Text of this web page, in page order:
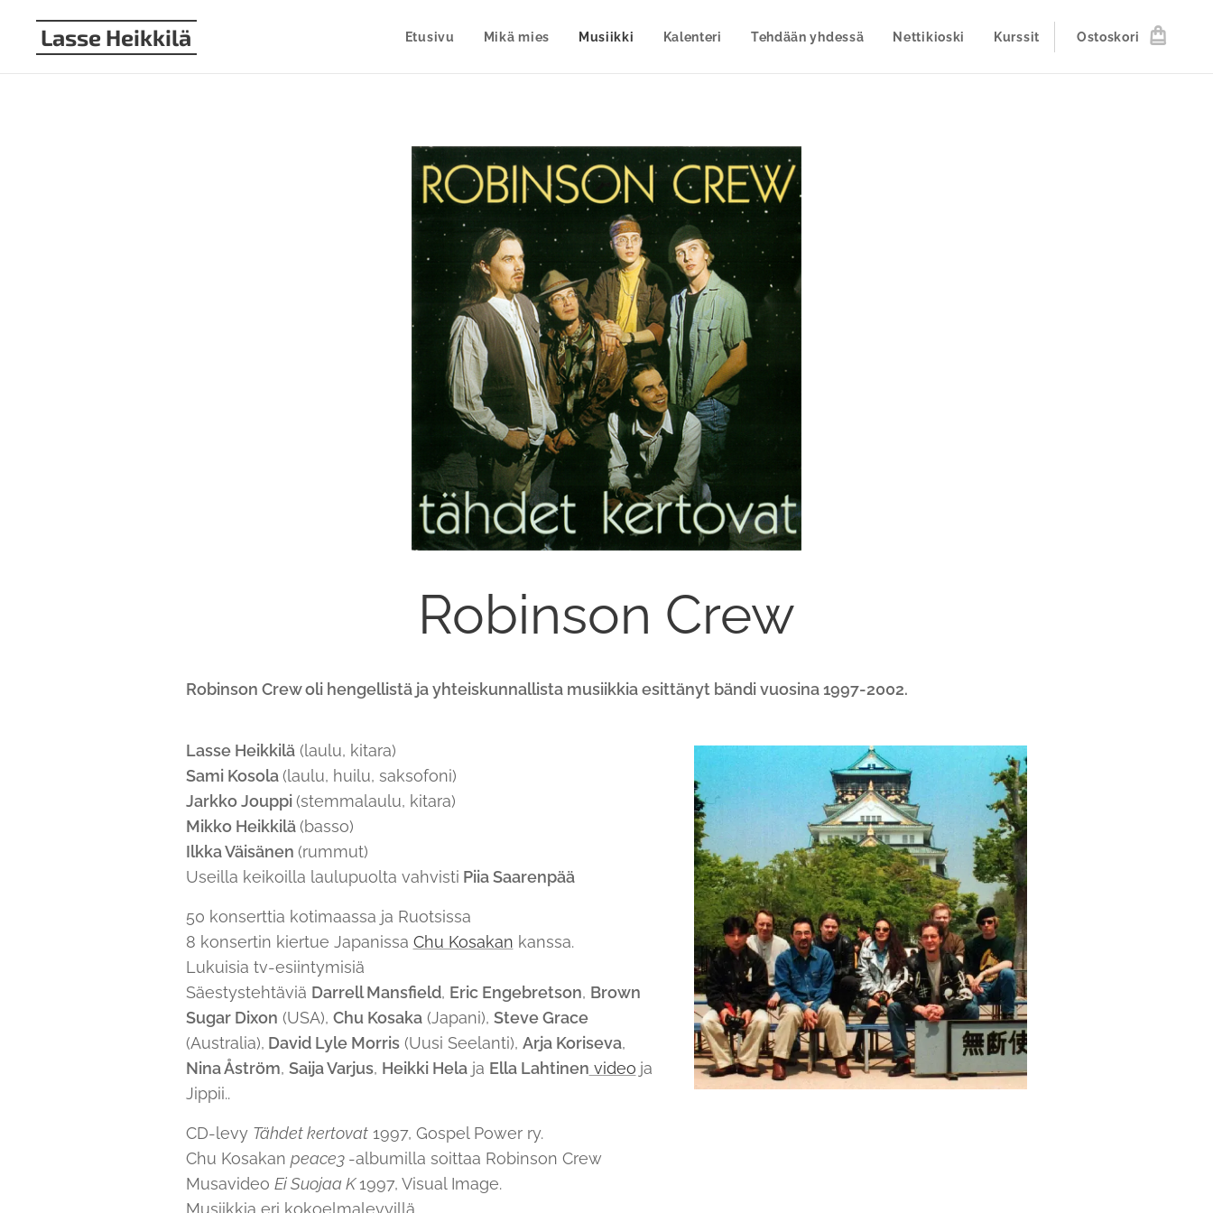
Lasse Heikkilä Etusivu Mikä mies Musiikki Kalenteri Tehdään yhdessä Nettikioski Kurssit Ostoskori
Robinson Crew
Robinson Crew oli hengellistä ja yhteiskunnallista musiikkia esittänyt bändi vuosina 1997-2002.
Lasse Heikkilä(laulu, kitara)
Sami Kosola(laulu, huilu, saksofoni)
Jarkko Jouppi(stemmalaulu, kitara)
Mikko Heikkilä (basso)
Ilkka Väisänen (rummut)
Useilla keikoilla laulupuolta vahvisti Piia Saarenpää
50 konserttia kotimaassa ja Ruotsissa
8 konsertin kiertue Japanissa Chu Kosakan kanssa.
Lukuisia tv-esiintymisiä
Säestystehtäviä Darrell Mansfield, Eric Engebretson, Brown
Sugar Dixon (USA), Chu Kosaka(Japani), Steve Grace
(Australia), David Lyle Morris(Uusi Seelanti), Arja Koriseva,
Nina Åström, Saija Varjus, Heikki Helaja Ella Lahtinen video ja
Jippii..
CD-levy Tähdet kertovat1997, Gospel Power ry.
Chu Kosakan peace3 -albumilla soittaa Robinson Crew
Musavideo Ei Suojaa K1997, Visual Image.
Musiikkia eri kokoelmalevyillä.